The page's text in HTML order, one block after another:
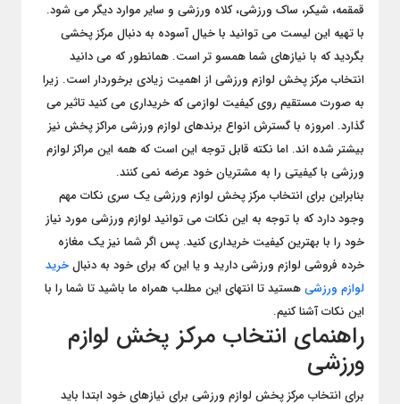
قمقمه، شیکر، ساک ورزشی، کلاه ورزشی و سایر موارد دیگر می شود.
با تهیه این لیست می توانید با خیال آسوده به دنبال مرکز پخشی
بگردید که با نیازهای شما همسو تر است. همانطور که می دانید
انتخاب مرکز پخش لوازم ورزشی از اهمیت زیادی برخوردار است. زیرا
به صورت مستقیم روی کیفیت لوازمی که خریداری می کنید تاثیر می
گذارد. امروزه با گسترش انواع برندهای لوازم ورزشی مراکز پخش نیز
بیشتر شده اند. اما نکته قابل توجه این است که همه این مراکز لوازم
ورزشی با کیفیتی را به مشتریان خود عرضه نمی کنند.
بنابراین برای انتخاب مرکز پخش لوازم ورزشی یک سری نکات مهم
وجود دارد که با توجه به این نکات می توانید لوازم ورزشی مورد نیاز
خود را با بهترین کیفیت خریداری کنید. پس اگر شما نیز یک مغازه
خرده فروشی لوازم ورزشی دارید و یا این که برای خود به دنبالخرید
لوازم ورزشیهستید تا انتهای این مطلب همراه ما باشید تا شما را با
این نکات آشنا کنیم.
راهنمای انتخاب مرکز پخش لوازم
ورزشی
برای انتخاب مرکز پخش لوازم ورزشی برای نیازهای خود ابتدا باید